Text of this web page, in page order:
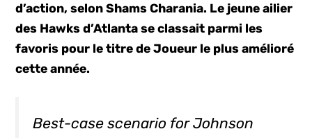
d’action, selon Shams Charania. Le jeune ailier
des Hawks d’Atlanta se classait parmi les
favoris pour le titre de Joueur le plus amélioré
cette année.
Best-case scenario for Johnson